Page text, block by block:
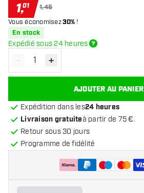
1,01 1,45
Vous économisez30% !
En stock
Expédié sous 24 heures
Diminuer la quantité
- Augmenter la quantité
+
AJOUTER AU PANIER
Expédition dans les24 heures
Livraison gratuiteà partir de 75 €.
Retour sous 30 jours
Programme de fidélité